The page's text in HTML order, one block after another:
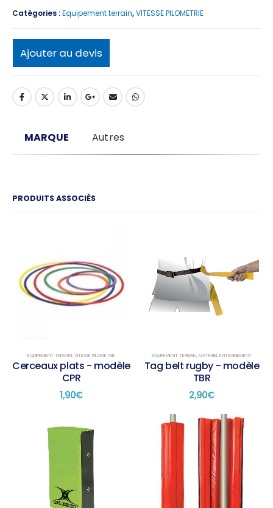
Catégories :Equipement terrain,VITESSE PILOMETRIE
Ajouter au devis
MARQUE Autres
PRODUITS ASSOCIÉS
EQUIPEMENT TERRAIN, VITESSE PILOMETRIE
Cerceaux plats - modèle
CPR
1,90€
EQUIPEMENT TERRAIN, MATERIEL ENTRAINEMENT
Tag belt rugby - modèle
TBR
2,90€